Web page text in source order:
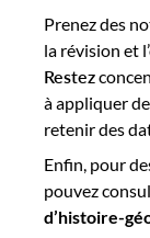
Prenez des
la révision et
Restez
à appliquer
retenir des
Enfin, pour
pouvez
d’histoire-